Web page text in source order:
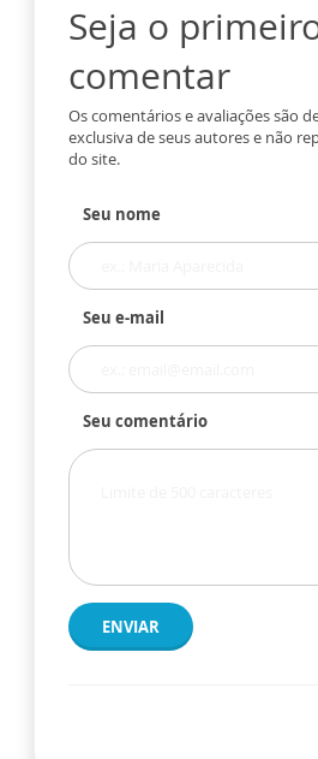
Seja o
comentar
Os comentários e avaliações são
exclusiva de seus autores e não
do site.
Seu nome
Seu e-mail
Seu comentário
ENVIAR